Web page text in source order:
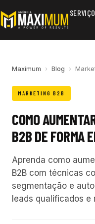
Maximum › Blog ›
MARKETING B2B
COMO
B2B DE FORMA
Aprenda como
B2B com técnicas
segmentação e
leads qualificados